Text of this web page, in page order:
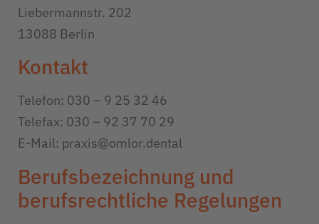
Liebermannstr. 202
13088 Berlin
Kontakt
Telefon: 030 – 9 25 32 46
Telefax: 030 – 92 37 70 29
E-Mail: praxis@omlor.dental
Berufsbezeichnung und
berufsrechtliche Regelungen